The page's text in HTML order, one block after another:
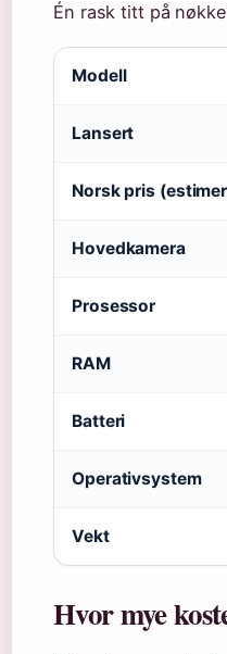
Én rask titt på
Modell
Lansert
Norsk pris
Hovedkamera
Prosessor
RAM
Batteri
Operativsystem
Vekt
Hvor mye